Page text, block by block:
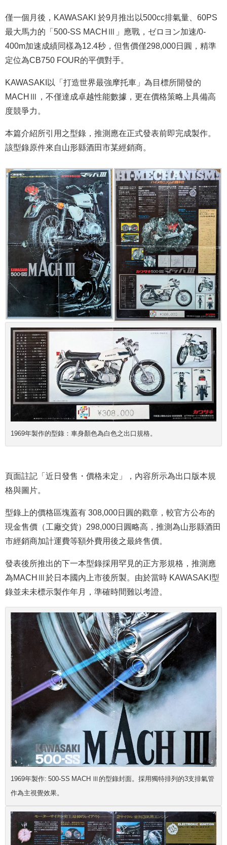
僅一個月後，KAWASAKI 於9月推出以500cc排氣量、60PS
最大馬力的「500-SS MACHⅢ」應戰，ゼロヨン加速/0-
400m加速成績同樣為12.4秒，但售價僅298,000日圓，精準
定位為CB750 FOUR的平價對手。
KAWASAKI以「打造世界最強摩托車」為目標所開發的
MACHⅢ， 不僅達成卓越性能數據，更在價格策略上具備高
度競爭力。
本篇介紹所引用之型錄，推測應在正式發表前即完成製作。
該型錄原件來自山形縣酒田市某經銷商。
1969年製作的型錄：車身顏色為白色之出口規格。
頁面註記「近日發售・價格未定」，內容所示為出口版本規
格與圖片。
型錄上的價格區塊蓋有 308,000日圓的戳章，較官方公布的
現金售價（工廠交貨）298,000日圓略高，推測為山形縣酒田
市經銷商加計運費等額外費用後之最終售價。
發表後所推出的下一本型錄採用罕見的正方形規格，推測應
為MACHⅢ於日本國內上市後所製。由於當時 KAWASAKI型
錄並未未標示製作年月，準確時間難以考證。
1969年製作: 500-SS MACH Ⅲ的型錄封面。採用獨特排列的3支排氣管
作為主視覺效果。